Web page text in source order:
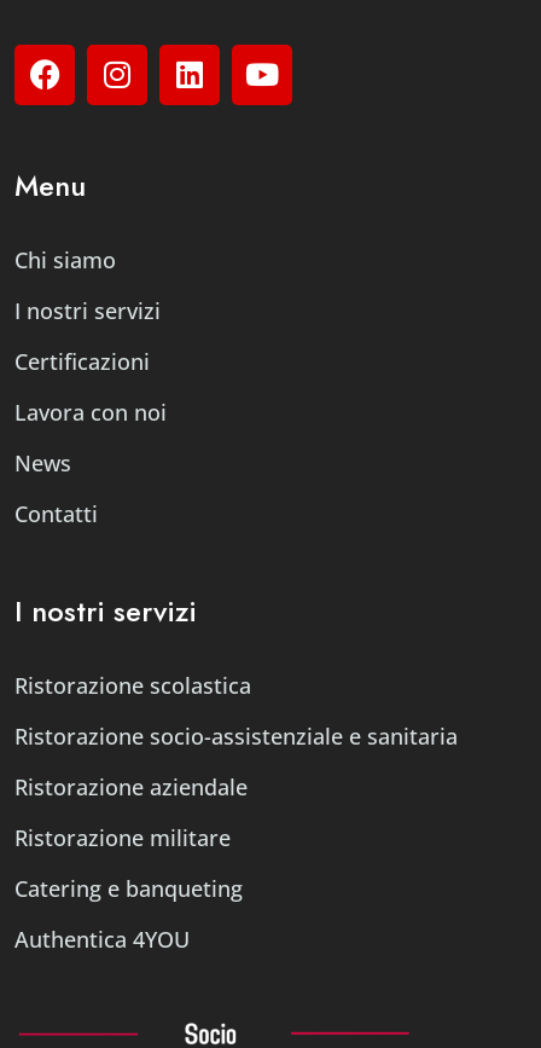
Menu
Chi siamo
I nostri servizi
Certificazioni
Lavora con noi
News
Contatti
I nostri servizi
Ristorazione scolastica
Ristorazione socio-assistenziale e sanitaria
Ristorazione aziendale
Ristorazione militare
Catering e banqueting
Authentica 4YOU